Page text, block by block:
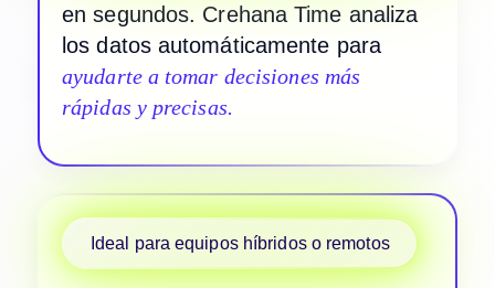
en segundos. Crehana Time analiza
los datos automáticamente para
ayudarte a tomar decisiones más
rápidas y precisas.
Ideal para equipos híbridos o remotos